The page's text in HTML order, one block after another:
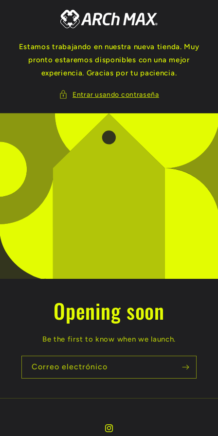
Estamos trabajando en nuestra nueva tienda. Muy
pronto estaremos disponibles con una mejor
experiencia. Gracias por tu paciencia.
Entrar usando contraseña
Opening soon
Be the first to know when we launch.
Correo electrónico
Instagram